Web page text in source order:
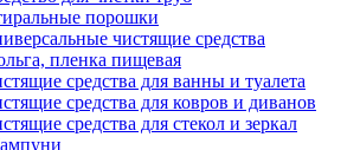
порошки
чистящие средства
пленка пищевая
средства для ванны и туалета
средства для ковров и диванов
средства для стекол и зеркал